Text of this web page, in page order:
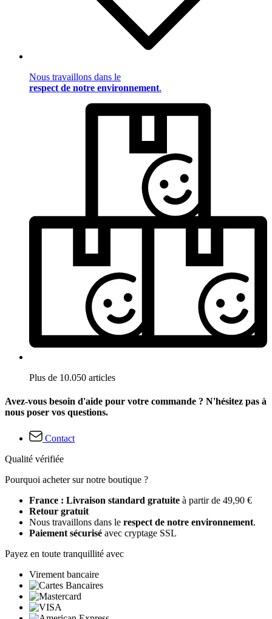
Nous travaillons dans le
respect de notre environnement.
Plus de 10.050 articles
Avez-vous besoin d'aide pour votre commande ? N'hésitez pas à
nous poser vos questions.
Contact
Qualité vérifiée
Pourquoi acheter sur notre boutique ?
France : Livraison standard gratuite à partir de 49,90 €
Retour gratuit
Nous travaillons dans le respect de notre environnement.
Paiement sécurisé avec cryptage SSL
Payez en toute tranquillité avec
Virement bancaire